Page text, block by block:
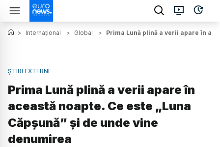
> Internațional > Global > Prima Lună plină a verii apare în
ȘTIRI EXTERNE
Prima Lună plină a verii apare în
această noapte. Ce este „Luna
Căpșună” și de unde vine
denumirea